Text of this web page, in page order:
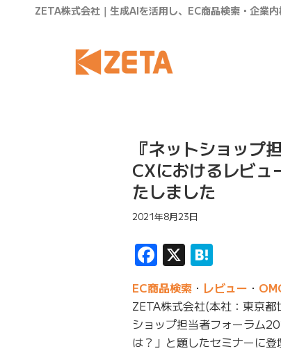
ZETA株式会社｜生成AIを活用し、EC商品検索・企業
『ネットショップ
CXにおけるレビ
たしました
2021年8月23日
Facebook
X
EC商品検索 ・ レビュー ・
ZETA株式会社(本社：東京
ショップ担当者フォーラム
は？」と題したセミナーに登